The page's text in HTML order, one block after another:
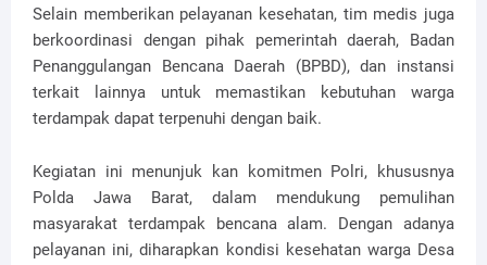
Selain memberikan pelayanan kesehatan, tim medis juga
berkoordinasi dengan pihak pemerintah daerah, Badan
Penanggulangan Bencana Daerah (BPBD), dan instansi
terkait lainnya untuk memastikan kebutuhan warga
terdampak dapat terpenuhi dengan baik.
Kegiatan ini menunjuk kan komitmen Polri, khususnya
Polda Jawa Barat, dalam mendukung pemulihan
masyarakat terdampak bencana alam. Dengan adanya
pelayanan ini, diharapkan kondisi kesehatan warga Desa